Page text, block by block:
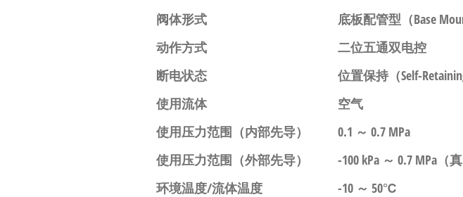
阀体形式
底板配管型 （Base
动作方式
二位五通双电控
断电状态
位置保持（Self-
使用流体
空气
使用压力范围（内部先导）
0.1 ～ 0.7 MPa
使用压力范围（外部先导）
-100 kPa ～ 0.7 MPa （
环境温度/流体温度
-10 ～ 50℃